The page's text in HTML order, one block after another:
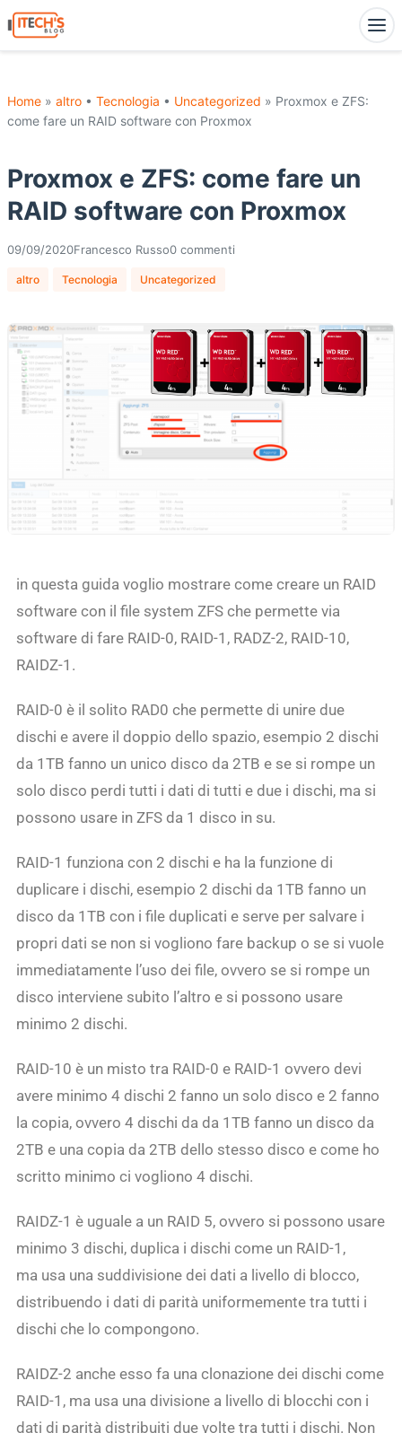
Home » altro • Tecnologia • Uncategorized » Proxmox e ZFS:
come fare un RAID software con Proxmox
Proxmox e ZFS: come fare un
RAID software con Proxmox
09/09/2020Francesco Russo0 commenti
altro Tecnologia Uncategorized
in questa guida voglio mostrare come creare un RAID
software con il file system ZFS che permette via
software di fare RAID-0, RAID-1, RADZ-2, RAID-10,
RAIDZ-1.
RAID-0 è il solito RAD0 che permette di unire due
dischi e avere il doppio dello spazio, esempio 2 dischi
da 1TB fanno un unico disco da 2TB e se si rompe un
solo disco perdi tutti i dati di tutti e due i dischi, ma si
possono usare in ZFS da 1 disco in su.
RAID-1 funziona con 2 dischi e ha la funzione di
duplicare i dischi, esempio 2 dischi da 1TB fanno un
disco da 1TB con i file duplicati e serve per salvare i
propri dati se non si vogliono fare backup o se si vuole
immediatamente l’uso dei file, ovvero se si rompe un
disco interviene subito l’altro e si possono usare
minimo 2 dischi.
RAID-10 è un misto tra RAID-0 e RAID-1 ovvero devi
avere minimo 4 dischi 2 fanno un solo disco e 2 fanno
la copia, ovvero 4 dischi da da 1TB fanno un disco da
2TB e una copia da 2TB dello stesso disco e come ho
scritto minimo ci vogliono 4 dischi.
RAIDZ-1 è uguale a un RAID 5, ovvero si possono usare
minimo 3 dischi, duplica i dischi come un RAID-1,
ma usa una suddivisione dei dati a livello di blocco,
distribuendo i dati di parità uniformemente tra tutti i
dischi che lo compongono.
RAIDZ-2 anche esso fa una clonazione dei dischi come
RAID-1, ma usa una divisione a livello di blocchi con i
dati di parità distribuiti due volte tra tutti i dischi. Non